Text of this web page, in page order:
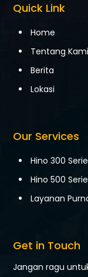
Quick Link
Home
Tentang Kami
Berita
Lokasi
Our Services
Hino 300
Hino 500
Layanan
Get in Touch
Jangan ragu